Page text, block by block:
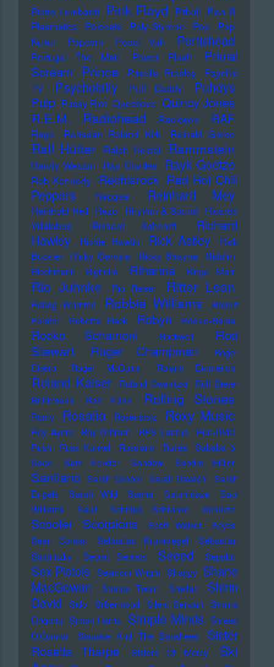
Pietro Lombardi
Pink Floyd Pitbull Plan B
Plasmatics
Polecats Poly Styrene Pop
Pop-
Kultur
Popcorn Popol Vuh Portishead
Portugal The Man Power Plush
Primal
Scream
Prince Priscilla Presley
Psychic
TV
Psychobilly Puff Daddy
Puhdys
Pulp Pussy Riot Questlove Quincy Jones
R.E.M. Radiohead Raekwon RAF
Rage Rahsaan Roland Kirk Rainald Grebe
Ralf Hütter Ralph Heidel Rammstein
Randy Weston Ray Charles Rayk Goetze
Reb Kennedy Rechtsrock Red Hot Chili
Peppers
Reggae Reinhard Mey
Reinhold Heil Rezo Rhythm & Sound Ricardo
Villalobos
Richard Ashcroft
Richard
Hawley
Richie Hawtin Rick Astley
Rick
Buckler
Ricky Gervais Ricky Shayne Riddim
Riechmann Righeira Rihanna Ringo Starr
Rio Juhnke Rio Reiser Ritter Lean
Robag Wruhme Robbie Williams
Robert
Forster
Roberta Flack Robyn Rock-o-Rama
Rocko Schamoni Rockwell
Rod
Stewart
Roger Champman
Roger
Cicero
Roger McGuinn Roland Emmerich
Roland Kaiser Roland Owsnitzki
Rolf Dieter
Brinkmann
Rolf Kühn Rolling Stones
Romy Rosalia Rosenstolz Roxy Music
Roy Ayers Roy Orbison RPS Lanrue
Run-DMC
Rush
Russ Kunkel Russland Rutles
Sababa 5
Sade
Sam Fender Sandow Sandra Hüller
Santiano Sarah Connor Sarah Davachi Sarah
Engels
Sarah Wild Sasha Saturndaze
Saul
Williams
Sault Schnipo Schranke Schürze
Scooter Scorpions Scott Walker
Scycs
Sean Combs
Sebastian Krumbiegel
Sebastian
Studnitzky
Secret Secrets Seeed Sepalot
Sex Pistols Seymour Wright Shaggy Shane
MacGowan
Shania Twain Shellac
Shirin
David
Sido Silbermond Silent Servant Simina
Grigoriu Simon Harris Simple Minds Sinead
O'Connor
Siouxsie And The Banshees
Sister
Rosetta Tharpe
Sisters Of Mercy
Ski